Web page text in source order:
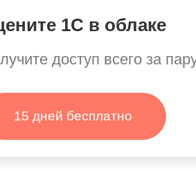
1С в облаке
доступ всего за
15 дней бесплатно